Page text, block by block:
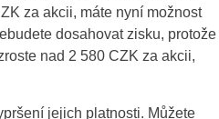
za akcii, máte nyní možnost
dosahovat zisku, protože
nad 2 580 CZK za akcii,
jejich platnosti. Můžete